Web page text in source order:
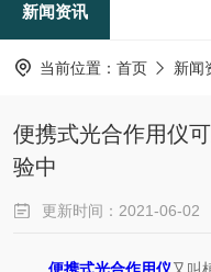
新闻资讯
当前位置： 首页 新闻
便携式光合作用仪
验中
更新时间：2021-06-02